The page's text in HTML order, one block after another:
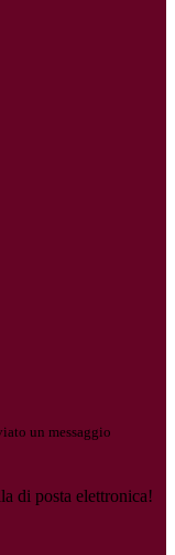
un messaggio
di posta elettronica!